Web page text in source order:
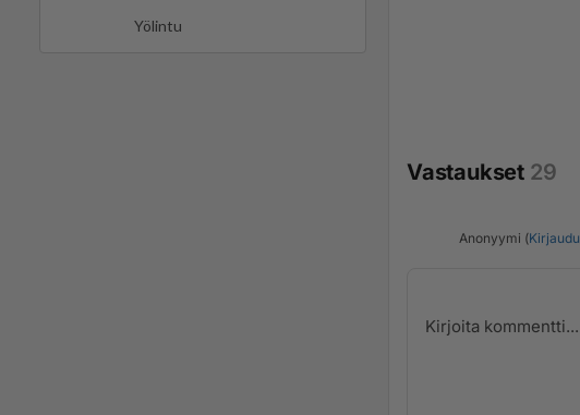
Yölintu
Vastaukset 29
Anonyymi (Kirjaudu